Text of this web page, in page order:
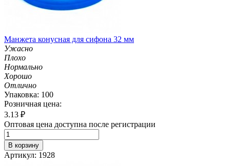
Манжета конусная для сифона 32 мм
Ужасно
Плохо
Нормально
Хорошо
Отлично
Упаковка: 100
Розничная цена:
3.13 ₽
Оптовая цена доступна после регистрации
В корзину
Артикул: 1928